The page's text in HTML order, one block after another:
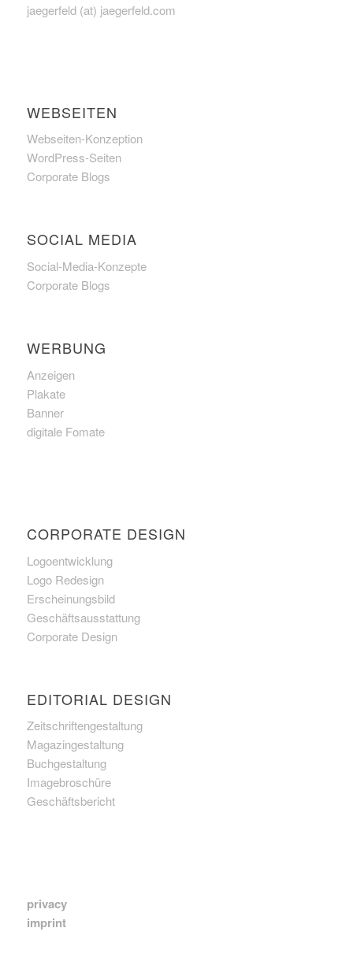
jaegerfeld (at) jaegerfeld.com
WEBSEITEN
Webseiten-Konzeption
WordPress-Seiten
Corporate Blogs
SOCIAL MEDIA
Social-Media-Konzepte
Corporate Blogs
WERBUNG
Anzeigen
Plakate
Banner
digitale Fomate
CORPORATE DESIGN
Logoentwicklung
Logo Redesign
Erscheinungsbild
Geschäftsausstattung
Corporate Design
EDITORIAL DESIGN
Zeitschriftengestaltung
Magazingestaltung
Buchgestaltung
Imagebroschüre
Geschäftsbericht
privacy
imprint